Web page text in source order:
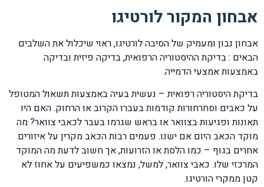
אבחון המקור לורטיגו
אבחון נבון ומעמיק של הסיבה לורטיגו, ראוי שיכלול את השלבים
הבאים : בדיקת ההיסטוריה הרפואית, בדיקה פיזית ובדיקה
באמצעות אמצעי הדמייה.
בדיקת היסטוריה רפואית – נעשית בעיה באמצעות תשאול המטופל
על כאבים וסחרחורות קודמות בעברו הקרוב או הרחוק. האם היו
תאונות ופגיעות בצוואר או בראש שגרמו בעבר לכאבי צוואר? מה
מוקד הכאב היום אם ישנו. פעמים רבות הכאב מקרין על איזורים
אחרים בגוף – כמו הלסת או הזרועות, אך חשוב לדעת מה המוקד
המרכזי שלו. כאבי צוואר, למשל, נמצאו כמשפיעים על אחוז לא
קטן ממקרי הורטיגו.